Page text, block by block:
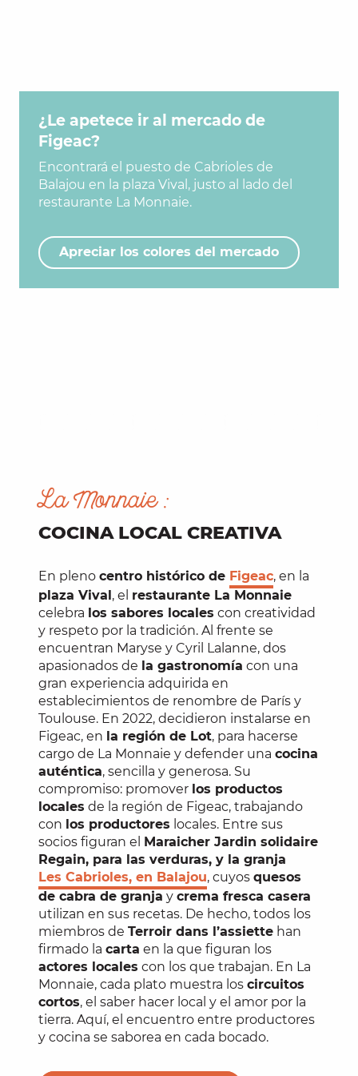
¿Le apetece ir al mercado de
Figeac?
Encontrará el puesto de Cabrioles de
Balajou en la plaza Vival, justo al lado del
restaurante La Monnaie.
Apreciar los colores del mercado
La Monnaie :
COCINA LOCAL CREATIVA
En pleno centro histórico de Figeac, en la
plaza Vival, el restaurante La Monnaie
celebra los sabores locales con creatividad
y respeto por la tradición. Al frente se
encuentran Maryse y Cyril Lalanne, dos
apasionados de la gastronomía con una
gran experiencia adquirida en
establecimientos de renombre de París y
Toulouse. En 2022, decidieron instalarse en
Figeac, en la región de Lot, para hacerse
cargo de La Monnaie y defender una cocina
auténtica, sencilla y generosa. Su
compromiso: promover los productos
locales de la región de Figeac, trabajando
con los productores locales. Entre sus
socios figuran el Maraicher Jardin solidaire
Regain, para las verduras, y la granja
Les Cabrioles, en Balajou, cuyos quesos
de cabra de granja y crema fresca casera
utilizan en sus recetas. De hecho, todos los
miembros de Terroir dans l’assiette han
firmado la carta en la que figuran los
actores locales con los que trabajan. En La
Monnaie, cada plato muestra los circuitos
cortos, el saber hacer local y el amor por la
tierra. Aquí, el encuentro entre productores
y cocina se saborea en cada bocado.